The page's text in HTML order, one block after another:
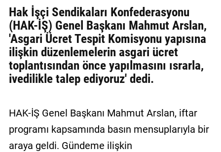
Künye
İletişim
Gizlilik
Politikası
Hak İşçi Sendikaları Konfederasyonu
(HAK-İŞ) Genel Başkanı Mahmut Arslan,
'Asgari Ücret Tespit Komisyonu yapısına
ilişkin düzenlemelerin asgari ücret
toplantısından önce yapılmasını ısrarla,
ivedilikle talep ediyoruz' dedi.
HAK-İŞ Genel Başkanı Mahmut Arslan, iftar
programı kapsamında basın mensuplarıyla bir
araya geldi. Gündeme ilişkin